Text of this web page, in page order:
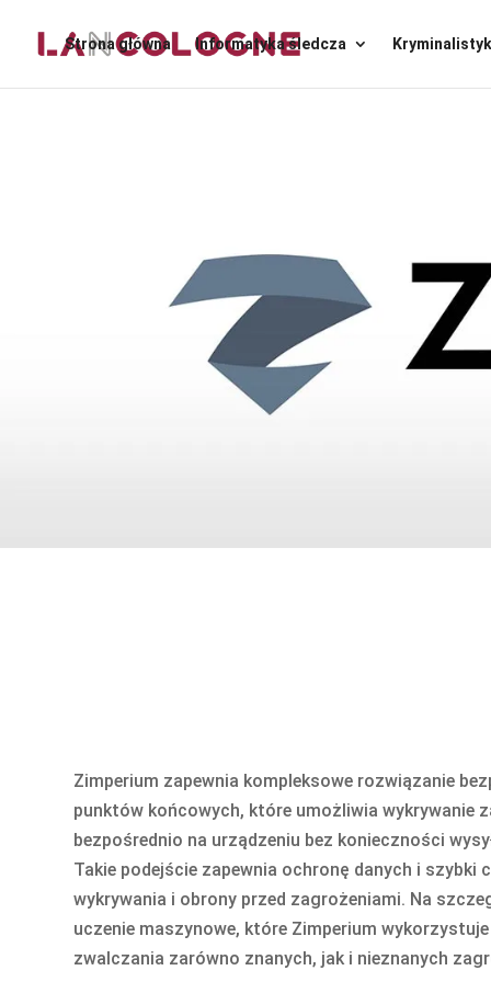
Strona główna Informatyka śledcza
Zimperium zapewnia kompleksowe rozwiązanie
punktów końcowych, które umożliwia wykrywanie
bezpośrednio na urządzeniu bez konieczności
Takie podejście zapewnia ochronę danych i szybki
wykrywania i obrony przed zagrożeniami. Na
uczenie maszynowe, które Zimperium
zwalczania zarówno znanych, jak i nieznanych